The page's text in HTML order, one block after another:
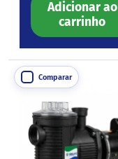
Adicionar ao
carrinho
Comparar